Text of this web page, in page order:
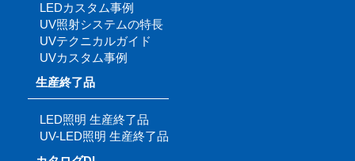
LEDカスタム事例
UV照射システムの特長
UVテクニカルガイド
UVカスタム事例
生産終了品
LED照明 生産終了品
UV-LED照明 生産終了品